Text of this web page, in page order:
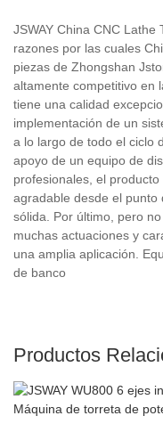
JSWAY China CNC
razones por las cuales
piezas de Zhongshan
altamente competitivo en
tiene una calidad
implementación de un
a lo largo de todo el ciclo
apoyo de un equipo de
profesionales, el
agradable desde el punto
sólida. Por último, pero
muchas actuaciones y
una amplia aplicación.
de banco
Productos